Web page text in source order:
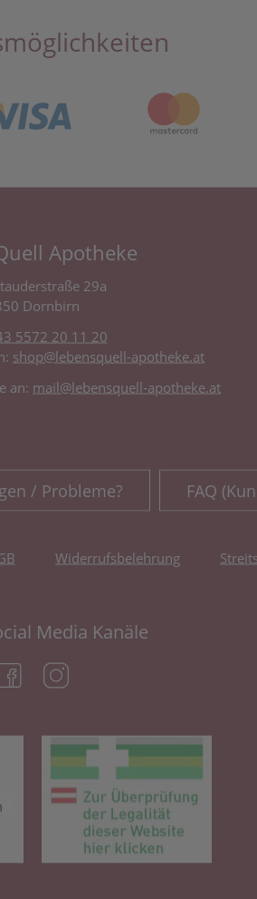
Apotheke
29a
Dornbirn
5572 20 11 20
shop@lebensquell-apotheke.at
an: mail@lebensquell-apotheke.at
/ Probleme? FAQ
Widerrufsbelehrung
Media Kanäle
(öffnet in neuem Tab)
(öffnet in neuem Tab)